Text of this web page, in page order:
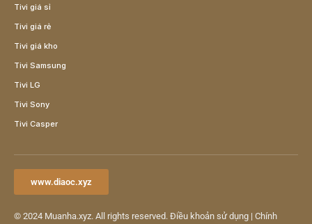
Tivi giá sỉ
Tivi giá rẻ
Tivi giá kho
Tivi Samsung
Tivi LG
Tivi Sony
Tivi Casper
www.diaoc.xyz
© 2024 Muanha.xyz. All rights reserved. Điều khoản sử dụng | Chính